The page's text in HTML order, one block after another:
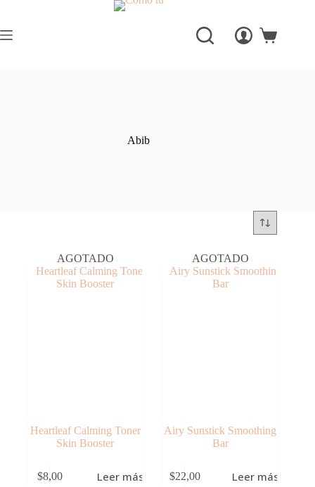
contenido
Carro
Abib
AGOTADO
Heartleaf Calming Toner
Skin Booster
$8,00 Leer más
AGOTADO
Airy Sunstick Smoothing
Bar
$22,00 Leer más